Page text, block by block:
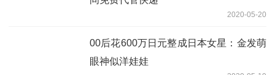
2020-05-20
00后花600万日元整成日本女星：金发萌
眼神似洋娃娃